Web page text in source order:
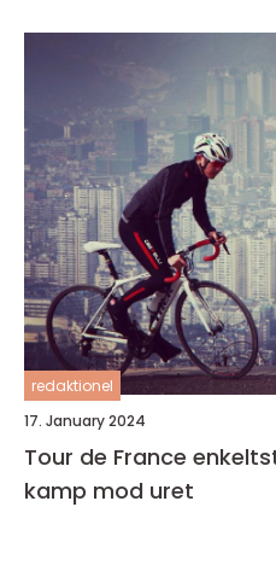
redaktionel
17. January 2024
Tour de France
kamp mod uret